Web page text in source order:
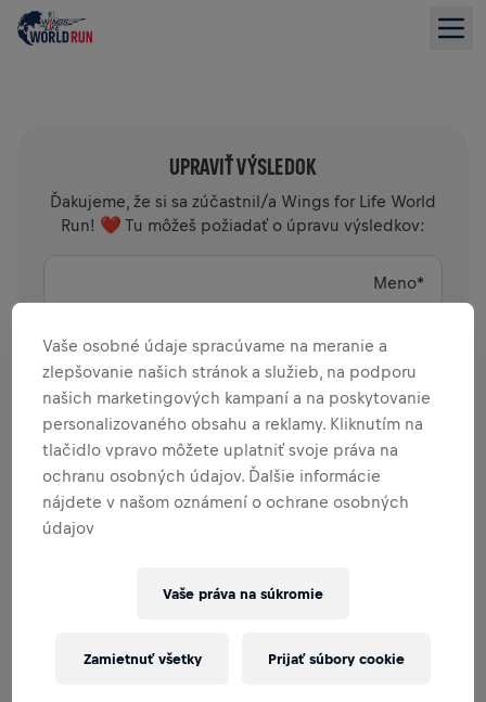
UPRAVIŤ VÝSLEDOK
Ďakujeme, že si sa zúčastnil/a Wings for Life World
Run! ❤️ Tu môžeš požiadať o úpravu výsledkov:
Meno*
Priezvisko
Štartovacie číslo*
Email
Kilometre
Vaše osobné údaje spracúvame na meranie a
zlepšovanie našich stránok a služieb, na podporu
našich marketingových kampaní a na poskytovanie
personalizovaného obsahu a reklamy. Kliknutím na
tlačidlo vpravo môžete uplatniť svoje práva na
ochranu osobných údajov. Ďalšie informácie
nájdete v našom oznámení o ochrane osobných
údajov
Vaše práva na súkromie
Zamietnuť všetky Prijať súbory cookie